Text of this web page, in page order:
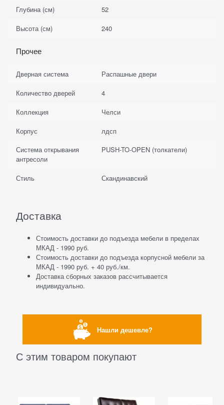
Глубина (см)
52
Высота (см)
240
Прочее
Дверная система
Распашные двери
Количество дверей
4
Коллекция
Челси
Корпус
лдсп
Система открывания
антресоли
PUSH-TO-OPEN (толкатели)
Стиль Скандинавский
Доставка
Стоимость доставки до подъезда мебели в пределах
МКАД - 1990 руб.
Стоимость доставки до подъезда корпусной мебели за
МКАД - 1990 руб. + 40 руб./км.
Доставка сборных заказов рассчитывается
индивидуально.
Нашли дешевле?
С этим товаром покупают